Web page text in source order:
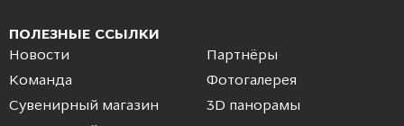
ПОЛЕЗНЫЕ ССЫЛКИ
Новости
Партнёры
Команда
Фотогалерея
Сувенирный магазин
3D панорамы